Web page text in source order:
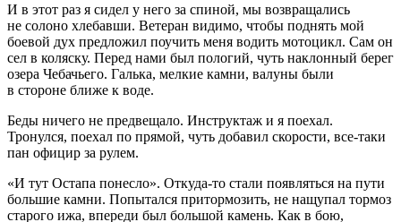
И в этот раз я сидел у него за спиной, мы возвращались
не солоно хлебавши. Ветеран видимо, чтобы поднять мой
боевой дух предложил поучить меня водить мотоцикл. Сам он
сел в коляску. Перед нами был пологий, чуть наклонный берег
озера Чебачьего. Галька, мелкие камни, валуны были
в стороне ближе к воде.
Беды ничего не предвещало. Инструктаж и я поехал.
Тронулся, поехал по прямой, чуть добавил скорости, все-таки
пан официр за рулем.
«И тут Остапа понесло». Откуда-то стали появляться на пути
большие камни. Попытался притормозить, не нащупал тормоз
старого ижа, впереди был большой камень. Как в бою,